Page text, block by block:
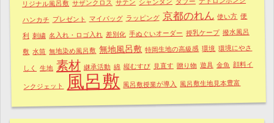
リジナル風呂敷 サザンクロス サテン
ハンカチ プレゼント マイバッグ ラッピング 京都のれん 使い方 便
利 刺繍 名入れ・ロゴ入れ 差別化 手ぬぐいオーダー 授乳ケープ 撥水風呂
敷 水筒 無地染め風呂敷 無地風呂敷 特岡生地の高級感 環境 環境にやさ
しく 生地 素材 継承活動 綿 縦むすび 見直す 贈り物 遊具 金魚 顔料イ
ンクジェット 風呂敷 風呂敷授業が導入 風呂敷生地見本豊富